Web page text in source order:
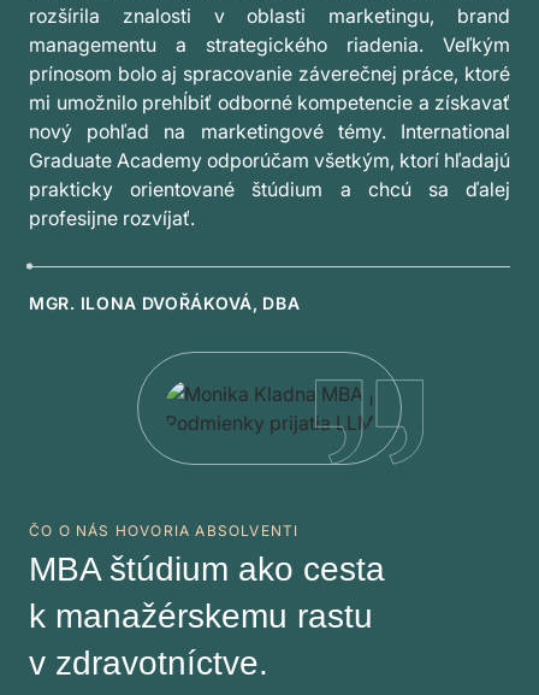
rozšírila znalosti v oblasti marketingu, brand
managementu a strategického riadenia. Veľkým
prínosom bolo aj spracovanie záverečnej práce, ktoré
mi umožnilo prehĺbiť odborné kompetencie a získavať
nový pohľad na marketingové témy. International
Graduate Academy odporúčam všetkým, ktorí hľadajú
prakticky orientované štúdium a chcú sa ďalej
profesijne rozvíjať.
MGR. ILONA DVOŘÁKOVÁ, DBA
ČO O NÁS HOVORIA ABSOLVENTI
MBA štúdium ako cesta
k manažérskemu rastu
v zdravotníctve.